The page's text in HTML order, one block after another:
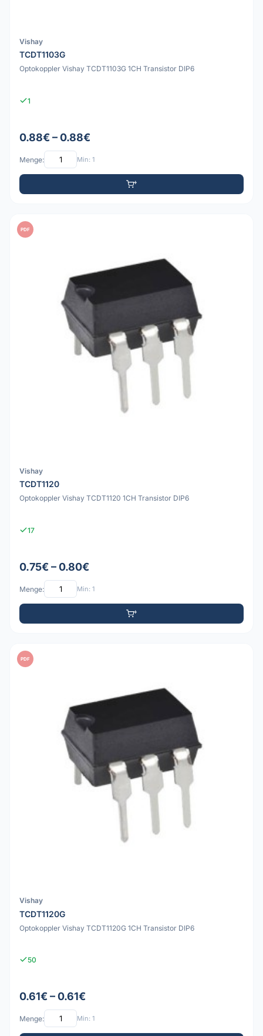
Vishay
TCDT1103G
Optokoppler Vishay TCDT1103G 1CH Transistor DIP6
1
0.88€ – 0.88€
Menge: Min: 1
PDF
Vishay
TCDT1120
Optokoppler Vishay TCDT1120 1CH Transistor DIP6
17
0.75€ – 0.80€
Menge: Min: 1
PDF
Vishay
TCDT1120G
Optokoppler Vishay TCDT1120G 1CH Transistor DIP6
50
0.61€ – 0.61€
Menge: Min: 1